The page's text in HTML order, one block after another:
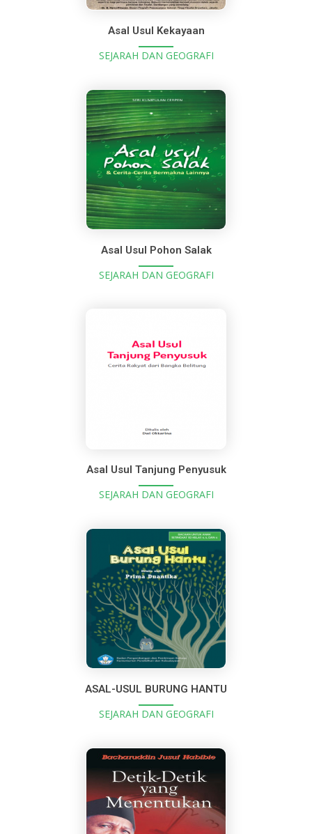
Asal Usul Kekayaan
SEJARAH DAN GEOGRAFI
Asal Usul Pohon Salak
SEJARAH DAN GEOGRAFI
Asal Usul Tanjung Penyusuk
SEJARAH DAN GEOGRAFI
ASAL-USUL BURUNG HANTU
SEJARAH DAN GEOGRAFI